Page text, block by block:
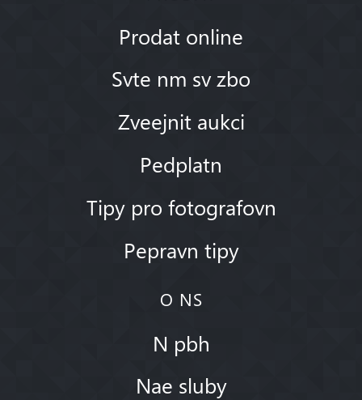
Prodat online
Svte nm sv zbo
Zveejnit aukci
Pedplatn
Tipy pro fotografovn
Pepravn tipy
O NS
N pbh
Nae sluby